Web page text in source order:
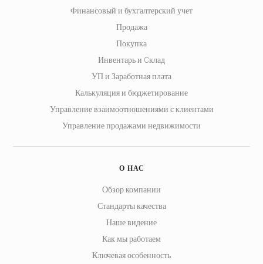
Финансовый и бухгалтерский учет
Продажа
Покупка
Инвентарь и Cклад
УП и Заработная плата
Калькуляция и бюджетирование
Управление взаимоотношениями с клиентами
Управление продажами недвижимости
О НАС
Обзор компании
Стандарты качества
Наше видение
Как мы работаем
Ключевая особенность